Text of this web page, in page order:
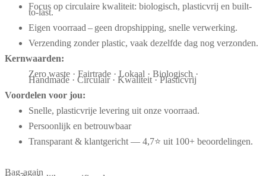
Focus op circulaire kwaliteit: biologisch, plasticvrij en built-
to-last.
Eigen voorraad – geen dropshipping, snelle verwerking.
Verzending zonder plastic, vaak dezelfde dag nog verzonden.
Kernwaarden:
Zero waste · Fairtrade · Lokaal · Biologisch ·
Handmade · Circulair · Kwaliteit · Plasticvrij
Voordelen voor jou:
Snelle, plasticvrije levering uit onze voorraad.
Persoonlijk en betrouwbaar
Transparant & klantgericht — 4,7⭐ uit 100+ beoordelingen.
Bag-again